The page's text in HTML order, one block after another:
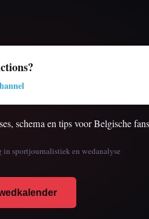
schema en tips voor Belgische
in sportjournalistiek en wedanalyse